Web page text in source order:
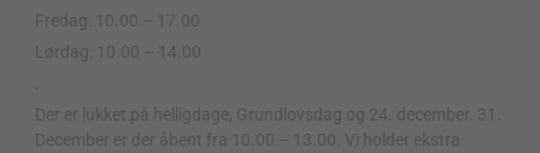
Fredag: 10.00 – 17.00
Lørdag: 10.00 – 14.00
Der er lukket på helligdage, Grundlovsdag og 24. december. 31.
December er der åbent fra 10.00 – 13.00. Vi holder ekstra